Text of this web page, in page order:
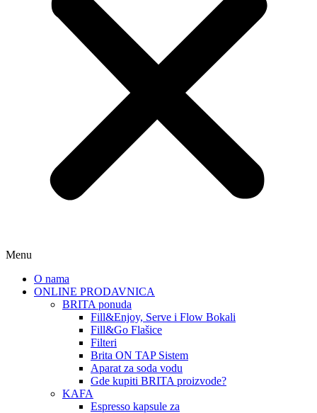
Menu
O nama
ONLINE PRODAVNICA
BRITA ponuda
Fill&Enjoy, Serve i Flow Bokali
Fill&Go Flašice
Filteri
Brita ON TAP Sistem
Aparat za soda vodu
Gde kupiti BRITA proizvode?
KAFA
Espresso kapsule za